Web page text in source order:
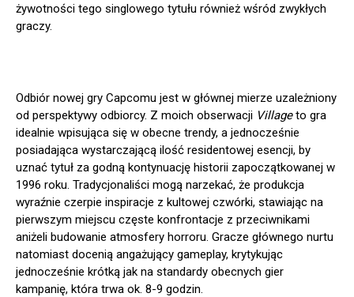
żywotności tego singlowego tytułu również wśród zwykłych
graczy.
Odbiór nowej gry Capcomu jest w głównej mierze uzależniony
od perspektywy odbiorcy. Z moich obserwacji Villageto gra
idealnie wpisująca się w obecne trendy, a jednocześnie
posiadająca wystarczającą ilość residentowej esencji, by
uznać tytuł za godną kontynuację historii zapoczątkowanej w
1996 roku. Tradycjonaliści mogą narzekać, że produkcja
wyraźnie czerpie inspiracje z kultowej czwórki, stawiając na
pierwszym miejscu częste konfrontacje z przeciwnikami
aniżeli budowanie atmosfery horroru. Gracze głównego nurtu
natomiast docenią angażujący gameplay, krytykując
jednocześnie krótką jak na standardy obecnych gier
kampanię, która trwa ok. 8-9 godzin.